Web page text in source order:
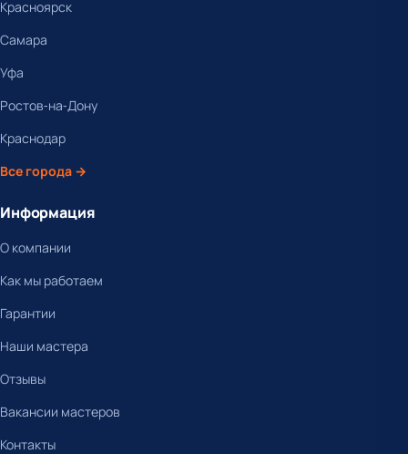
Красноярск
Самара
Уфа
Ростов-на-Дону
Краснодар
Все города →
Информация
О компании
Как мы работаем
Гарантии
Наши мастера
Отзывы
Вакансии мастеров
Контакты